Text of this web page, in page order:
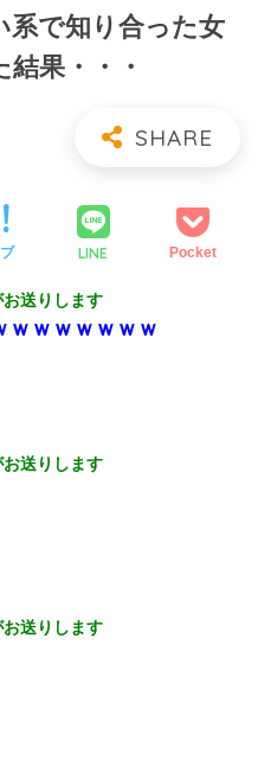
系で知り合った女
果・・・
LINE Pocket
送りします
ｗｗｗｗｗｗｗ
送りします
送りします